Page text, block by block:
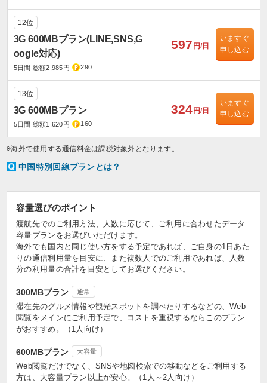
12位
3G 600MBプラン(LINE,SNS,G
oogle対応)
5日間 総額2,985円 290
597 円/日
いますぐ
申し込む
13位
3G 600MBプラン
5日間 総額1,620円 160
324円/日
いますぐ
申し込む
※海外で使用する通信料金は課税対象外となります。
中国特別回線プランとは？
容量選びのポイント
渡航先でのご利用方法、人数に応じて、ご利用に合わせたデータ
容量プランをお選びいただけます。
海外でも国内と同じ使い方をする予定であれば、ご自身の1日あた
りの通信利用量を目安に、また複数人でのご利用であれば、人数
分の利用量の合計を目安としてお選びください。
300MBプラン 通常
滞在先のグルメ情報や観光スポットを調べたりするなどの、Web
閲覧をメインにご利用予定で、コストを重視するならこのプラン
がおすすめ。（1人向け）
600MBプラン 大容量
Web閲覧だけでなく、SNSや地図検索での移動などをご利用する
方は、大容量プラン以上が安心。（1人～2人向け）